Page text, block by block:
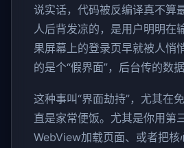
说实话，代码被反编译真不算
人后背发凉的，是用户明明在
果屏幕上的登录页早就被人
的是个“假界面”，后台传的数
这种事叫“界面劫持”，尤其在
直是家常便饭。尤其是你用第
WebView加载页面、或者把核